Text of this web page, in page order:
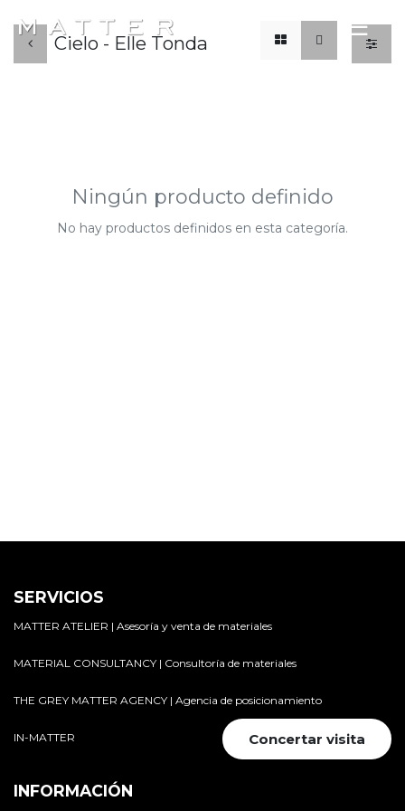
Cielo - Elle Tonda
Ningún producto definido
No hay productos definidos en esta categoría.
SERVICIOS
MATTER ATELIER | Asesoría y venta de materiales
MATERIAL CONSULTANCY | Consultoría de materiales
THE GREY MATTER AGENCY | Agencia de posicionamiento
IN-MATTER
INFORMACIÓN
Concertar visita
☰x